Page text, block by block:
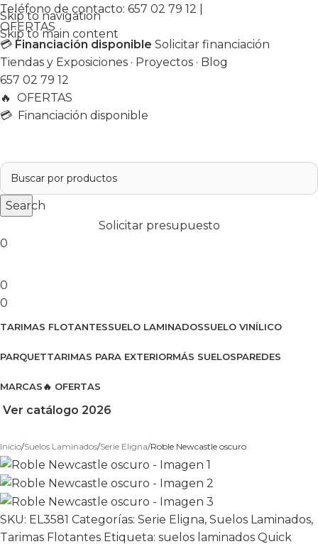
Skip to navigation
Skip to main content
Teléfono de contacto: 657 02 79 12
OFERTAS
💳 Financiación disponible Solicitar financiación
Tiendas y Exposiciones · Proyectos · Blog
657 02 79 12
🔥 OFERTAS
💳 Financiación disponible
Search
Solicitar presupuesto
0
0
0
TARIMAS FLOTANTESSUELO LAMINADOSSUELO VINÍLICO
PARQUETTARIMAS PARA EXTERIORMÁS SUELOSPAREDES
MARCAS🔥 OFERTAS
Ver catálogo 2026
Inicio Suelos Laminados Serie Eligna Roble Newcastle oscuro
SKU: EL3581 Categorías: Serie Eligna, Suelos Laminados,
Tarimas Flotantes Etiqueta: suelos laminados Quick